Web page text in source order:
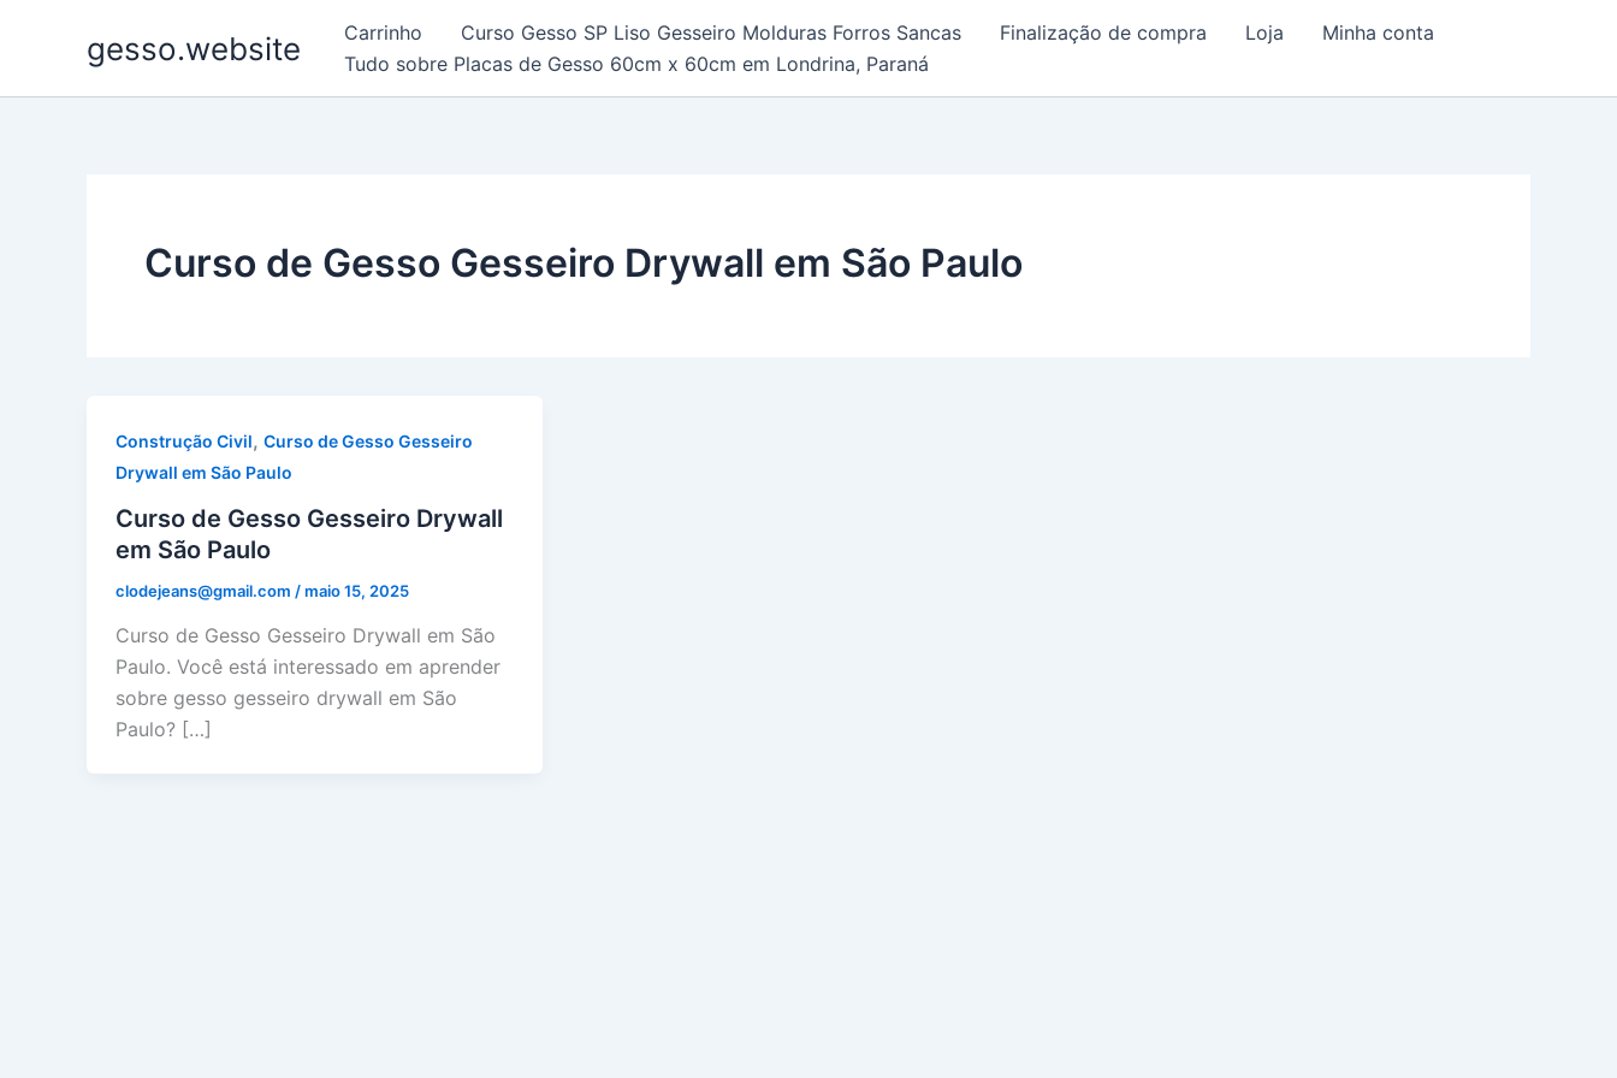
gesso.website Carrinho Curso Gesso SP Liso Gesseiro Molduras Forros Sancas Finalização de compra Loja
Minha conta
Tudo sobre Placas de Gesso 60cm x 60cm em Londrina, Paraná
Curso de Gesso Gesseiro Drywall em São Paulo
Construção Civil, Curso de Gesso Gesseiro
Drywall em São Paulo
Curso de Gesso Gesseiro Drywall
em São Paulo
clodejeans@gmail.com /maio 15, 2025
Curso de Gesso Gesseiro Drywall em São
Paulo. Você está interessado em aprender
sobre gesso gesseiro drywall em São
Paulo? […]